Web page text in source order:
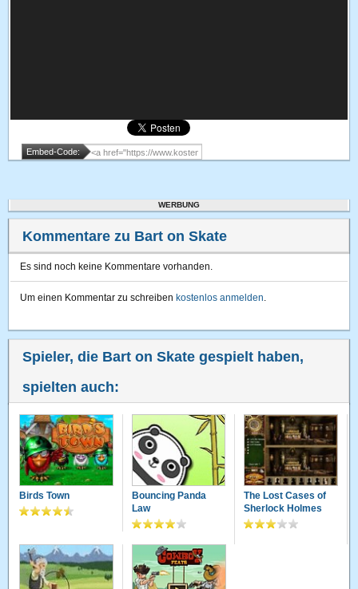
Embed-Code:
WERBUNG
Kommentare zu Bart on Skate
Es sind noch keine Kommentare vorhanden.
Um einen Kommentar zu schreiben kostenlos anmelden.
Spieler, die Bart on Skate gespielt haben,
spielten auch:
Birds Town
Bouncing Panda
Law
The Lost Cases of
Sherlock Holmes